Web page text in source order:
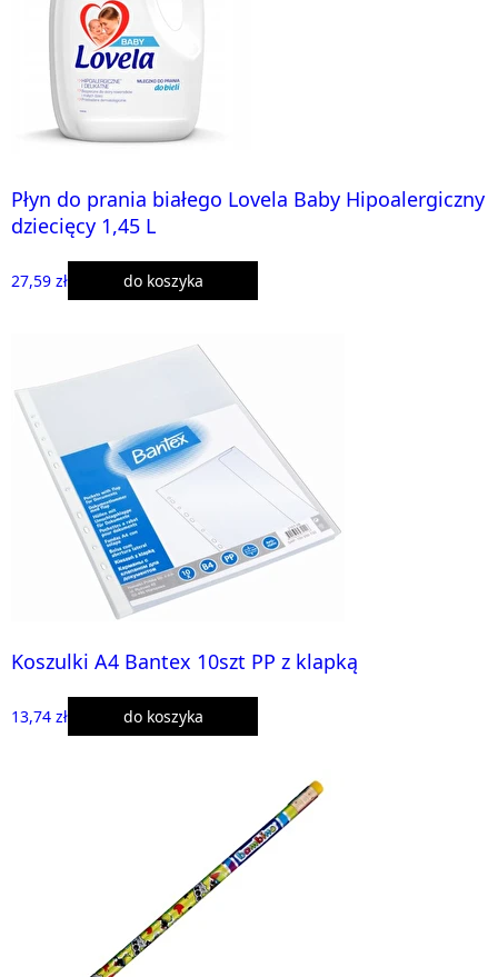
Płyn do prania białego Lovela Baby Hipoalergiczny
dziecięcy 1,45 L
27,59 zł do koszyka
Koszulki A4 Bantex 10szt PP z klapką
13,74 zł do koszyka